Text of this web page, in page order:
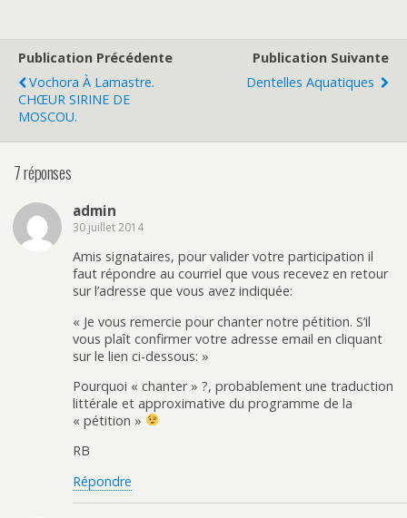
Publication Précédente
Vochora À Lamastre.
CHŒUR SIRINE DE
MOSCOU.
Publication Suivante
Dentelles Aquatiques
7 réponses
admin
30 juillet 2014
Amis signataires, pour valider votre participation il
faut répondre au courriel que vous recevez en retour
sur l’adresse que vous avez indiquée:
« Je vous remercie pour chanter notre pétition. S’il
vous plaît confirmer votre adresse email en cliquant
sur le lien ci-dessous: »
Pourquoi « chanter » ?, probablement une traduction
littérale et approximative du programme de la
« pétition »
RB
Répondre